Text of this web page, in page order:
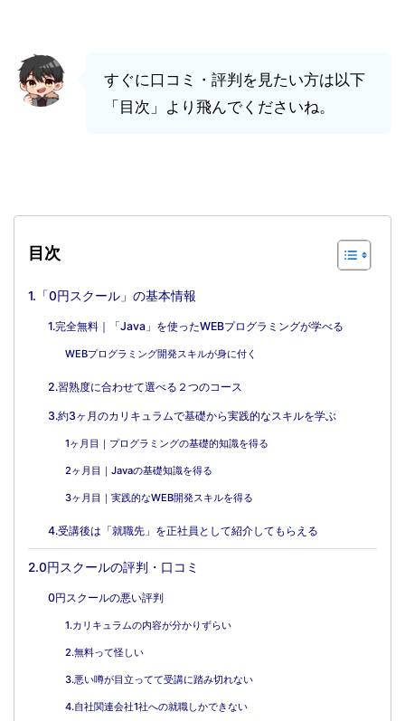
すぐに口コミ・評判を見たい方は以下
「目次」より飛んでくださいね。
目次
1.「0円スクール」の基本情報
1.完全無料｜「Java」を使ったWEBプログラミングが学べる
WEBプログラミング開発スキルが身に付く
2.習熟度に合わせて選べる２つのコース
3.約3ヶ月のカリキュラムで基礎から実践的なスキルを学ぶ
1ヶ月目｜プログラミングの基礎的知識を得る
2ヶ月目｜Javaの基礎知識を得る
3ヶ月目｜実践的なWEB開発スキルを得る
4.受講後は「就職先」を正社員として紹介してもらえる
2.0円スクールの評判・口コミ
0円スクールの悪い評判
1.カリキュラムの内容が分かりずらい
2.無料って怪しい
3.悪い噂が目立ってて受講に踏み切れない
4.自社関連会社1社への就職しかできない